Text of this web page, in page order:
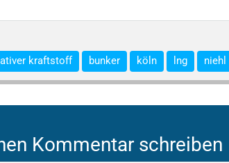
kraftstoff bunker köln lng niehl
Kommentar schreiben